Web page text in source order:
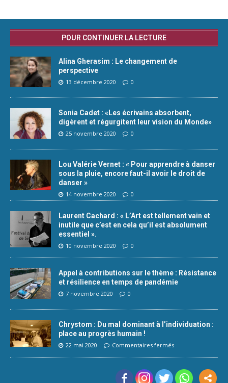
POUR CONTINUER LA LECTURE
Alina Gherasim : Le changement de
perspective
13 décembre 2020 0
Sonia Cadet : «Les écrivains absorbent,
digèrent et régurgitent leur vision du Monde»
25 novembre 2020 0
Lou Valérie Vernet : « Pour apprendre à danser
sous la pluie, encore faut-il avoir le droit de
danser »
14 novembre 2020 0
Laurent Cachard : « L’Art est tellement vain et
inutile que c’est en cela qu’il est absolument
essentiel ».
10 novembre 2020 0
Appel à contributions sur le thème : Résistance
et résilience en temps de pandémie
7 novembre 2020 0
Chrystom : Du mal dominant à l’individuation :
place au progrès humain !
22 mai 2020 Commentaires fermés